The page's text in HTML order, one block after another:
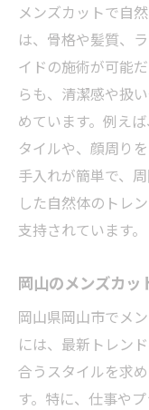
新しい自
日常に溶
出
メンズカットで自
は、骨格や髪質、
イドの施術が可能
らも、清潔感や扱
めています。例え
タイルや、顔周り
手入れが簡単で、
した自然体のトレ
支持されています。
岡山のメンズカッ
岡山県岡山市でメ
には、最新トレン
合うスタイルを求
す。特に、仕事や